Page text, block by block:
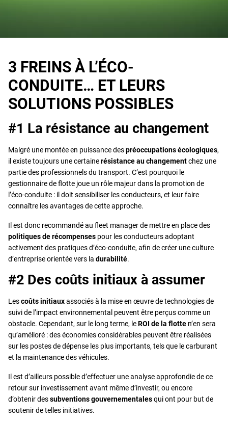
3 FREINS À L’ÉCO-
CONDUITE… ET LEURS
SOLUTIONS POSSIBLES
#1 La résistance au changement
Malgré une montée en puissance despréoccupations écologiques,
il existe toujours une certainerésistance au changementchez une
partie des professionnels du transport. C’est pourquoi le
gestionnaire de flotte joue un rôle majeur dans la promotion de
l’éco-conduite : il doit sensibiliser les conducteurs, et leur faire
connaître les avantages de cette approche.
Il est donc recommandé au fleet manager de mettre en place des
politiques de récompenses pour les conducteurs adoptant
activement des pratiques d’éco-conduite, afin de créer une culture
d’entreprise orientée vers la durabilité.
#2 Des coûts initiaux à assumer
Lescoûts initiauxassociés à la mise en œuvre de technologies de
suivi de l’impact environnemental peuvent être perçus comme un
obstacle. Cependant, sur le long terme, leROI de la flotte n’en sera
qu’amélioré : des économies considérables peuvent être réalisées
sur les postes de dépense les plus importants, tels que le carburant
et la maintenance des véhicules.
Il est d’ailleurs possible d’effectuer une analyse approfondie de ce
retour sur investissement avant même d’investir, ou encore
d’obtenir dessubventions gouvernementalesqui ont pour but de
soutenir de telles initiatives.